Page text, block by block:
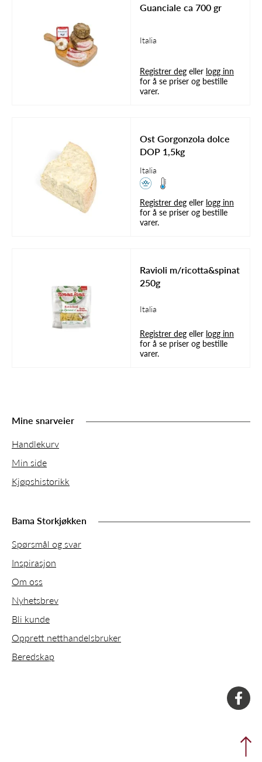
Guanciale ca 700 gr
Italia
Registrer deg eller logg inn
for å se priser og bestille
varer.
Ost Gorgonzola dolce
DOP 1,5kg
Italia
Registrer deg eller logg inn
for å se priser og bestille
varer.
Ravioli m/ricotta&spinat
250g
Italia
Registrer deg eller logg inn
for å se priser og bestille
varer.
Mine snarveier
Handlekurv
Min side
Kjøpshistorikk
Bama Storkjøkken
Spørsmål og svar
Inspirasjon
Om oss
Nyhetsbrev
Bli kunde
Opprett netthandelsbruker
Beredskap